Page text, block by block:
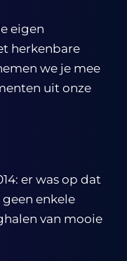
eigen
herkenbare
we je mee
uit onze
er was op dat
enkele
van mooie